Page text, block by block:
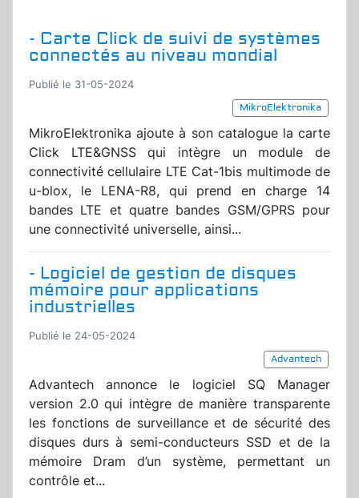
- Carte Click de suivi de systèmes
connectés au niveau mondial
Publié le 31-05-2024
MikroElektronika
MikroElektronika ajoute à son catalogue la carte
Click LTE&GNSS qui intègre un module de
connectivité cellulaire LTE Cat-1bis multimode de
u-blox, le LENA-R8, qui prend en charge 14
bandes LTE et quatre bandes GSM/GPRS pour
une connectivité universelle, ainsi...
- Logiciel de gestion de disques
mémoire pour applications
industrielles
Publié le 24-05-2024
Advantech
Advantech annonce le logiciel SQ Manager
version 2.0 qui intègre de manière transparente
les fonctions de surveillance et de sécurité des
disques durs à semi-conducteurs SSD et de la
mémoire Dram d’un système, permettant un
contrôle et...